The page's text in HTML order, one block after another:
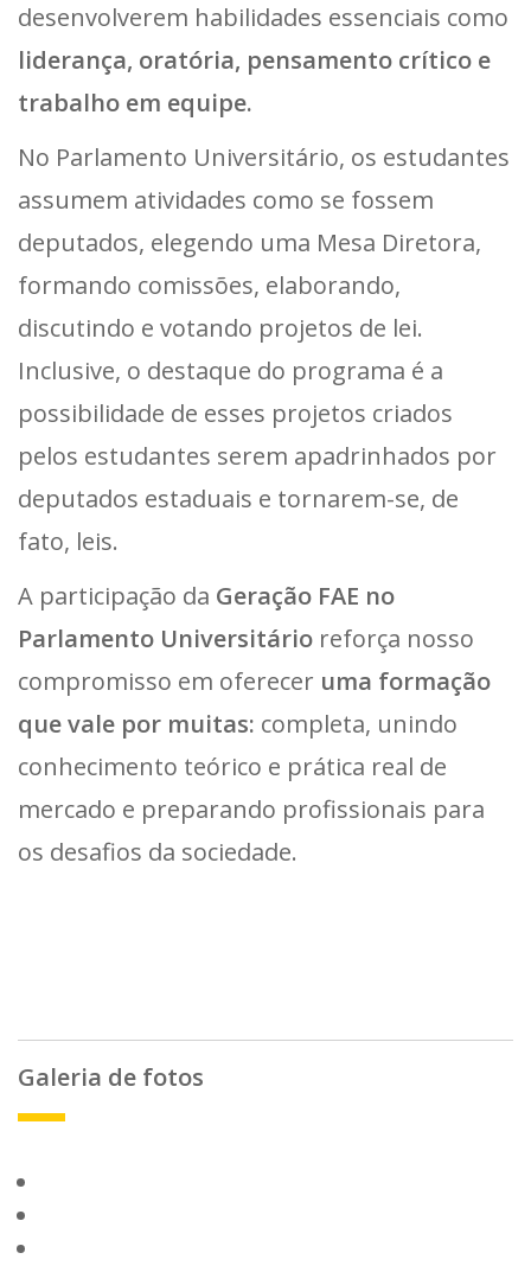
desenvolverem habilidades essenciais como
liderança, oratória, pensamento crítico e
trabalho em equipe.
No Parlamento Universitário, os estudantes
assumem atividades como se fossem
deputados, elegendo uma Mesa Diretora,
formando comissões, elaborando,
discutindo e votando projetos de lei.
Inclusive, o destaque do programa é a
possibilidade de esses projetos criados
pelos estudantes serem apadrinhados por
deputados estaduais e tornarem-se, de
fato, leis.
A participação da Geração FAE no
Parlamento Universitário reforça nosso
compromisso em oferecer uma formação
que vale por muitas: completa, unindo
conhecimento teórico e prática real de
mercado e preparando profissionais para
os desafios da sociedade.
Galeria de fotos